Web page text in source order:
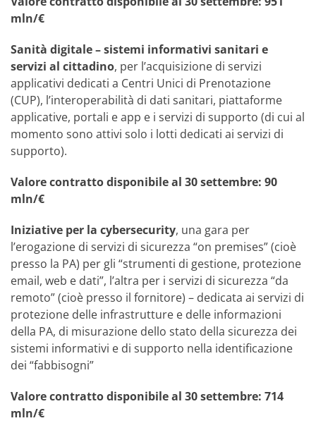
mln/€
Sanità digitale – sistemi informativi sanitari e
servizi al cittadino, per l’acquisizione di servizi
applicativi dedicati a Centri Unici di Prenotazione
(CUP), l’interoperabilità di dati sanitari, piattaforme
applicative, portali e app e i servizi di supporto (di cui al
momento sono attivi solo i lotti dedicati ai servizi di
supporto).
Valore contratto disponibile al 30 settembre: 90
mln/€
Iniziative per la cybersecurity, una gara per
l’erogazione di servizi di sicurezza “on premises” (cioè
presso la PA) per gli “strumenti di gestione, protezione
email, web e dati”, l’altra per i servizi di sicurezza “da
remoto” (cioè presso il fornitore) – dedicata ai servizi di
protezione delle infrastrutture e delle informazioni
della PA, di misurazione dello stato della sicurezza dei
sistemi informativi e di supporto nella identificazione
dei “fabbisogni”
Valore contratto disponibile al 30 settembre: 714
mln/€